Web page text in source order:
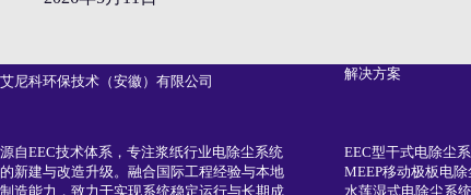
艾尼科环保技术（安徽）有限公司
源自EEC技术体系，专注浆纸行业电除尘系统
的新建与改造升级。融合国际工程经验与本地
制造能力，致力于实现系统稳定运行与长期成
解决方案
EEC型干式电除尘
MEEP移动极板电
水莲湿式电除尘系统